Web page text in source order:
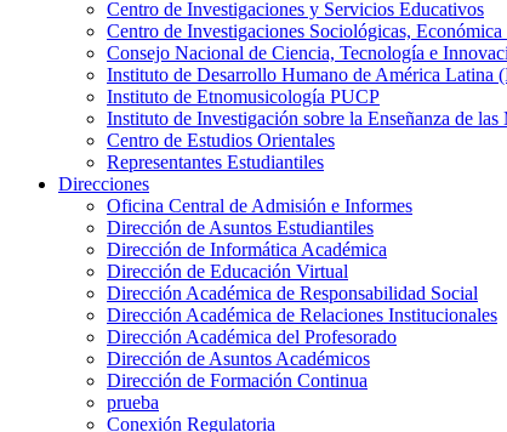
Centro de Investigaciones y Servicios Educativos
Centro de Investigaciones Sociológicas,
Consejo Nacional de Ciencia, Tecnología e
Instituto de Desarrollo Humano de América
Instituto de Etnomusicología PUCP
Instituto de Investigación sobre la Enseñanza de
Centro de Estudios Orientales
Representantes Estudiantiles
Direcciones
Oficina Central de Admisión e Informes
Dirección de Asuntos Estudiantiles
Dirección de Informática Académica
Dirección de Educación Virtual
Dirección Académica de Responsabilidad Social
Dirección Académica de Relaciones Institucionales
Dirección Académica del Profesorado
Dirección de Asuntos Académicos
Dirección de Formación Continua
prueba
Conexión Regulatoria